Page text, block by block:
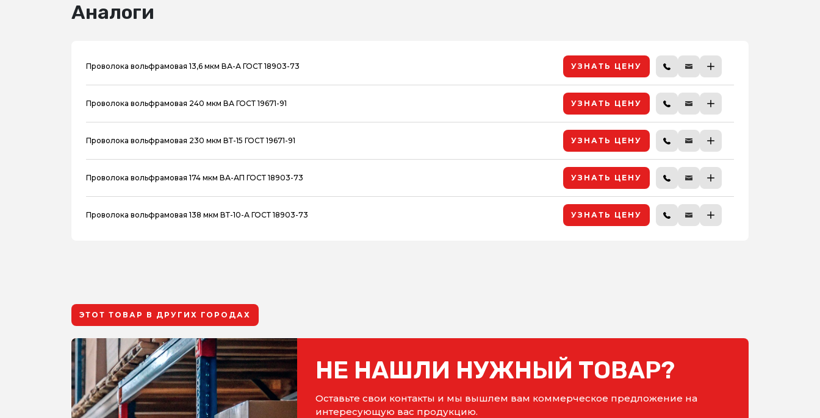
Аналоги
Проволока вольфрамовая 13,6 мкм ВА-А ГОСТ 18903-73 УЗНАТЬ ЦЕНУ
Проволока вольфрамовая 240 мкм ВА ГОСТ 19671-91 УЗНАТЬ ЦЕНУ
Проволока вольфрамовая 230 мкм ВТ-15 ГОСТ 19671-91 УЗНАТЬ ЦЕНУ
Проволока вольфрамовая 174 мкм ВА-АП ГОСТ 18903-73 УЗНАТЬ ЦЕНУ
Проволока вольфрамовая 138 мкм ВТ-10-А ГОСТ 18903-73 УЗНАТЬ ЦЕНУ
ЭТОТ ТОВАР В ДРУГИХ ГОРОДАХ
НЕ НАШЛИ НУЖНЫЙ ТОВАР?
Оставьте свои контакты и мы вышлем вам коммерческое предложение на
интересующую вас продукцию.